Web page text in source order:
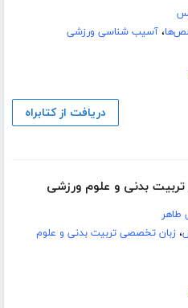
،آسیب شناسی ورزشی
دریافت از کتابراه
طاهر
،زبان تخصصی تربیت بدنی و علوم